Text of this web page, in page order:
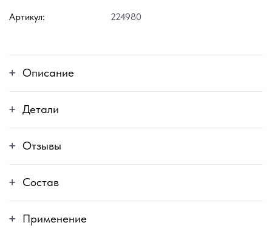
Артикул: 224980
Описание
Детали
Отзывы
Состав
Применение